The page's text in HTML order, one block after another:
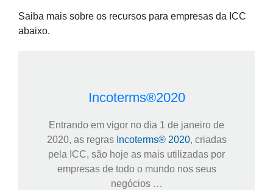
Saiba mais sobre os recursos para empresas da ICC
abaixo.
Incoterms®2020
Entrando em vigor no dia 1 de janeiro de
2020, as regras Incoterms® 2020, criadas
pela ICC, são hoje as mais utilizadas por
empresas de todo o mundo nos seus
negócios …